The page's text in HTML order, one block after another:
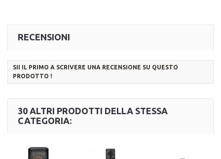
RECENSIONI
SII IL PRIMO A SCRIVERE UNA RECENSIONE SU QUESTO
PRODOTTO !
30 ALTRI PRODOTTI DELLA STESSA
CATEGORIA: